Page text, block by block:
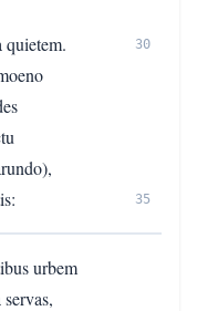
quietem.
30
35
urbem